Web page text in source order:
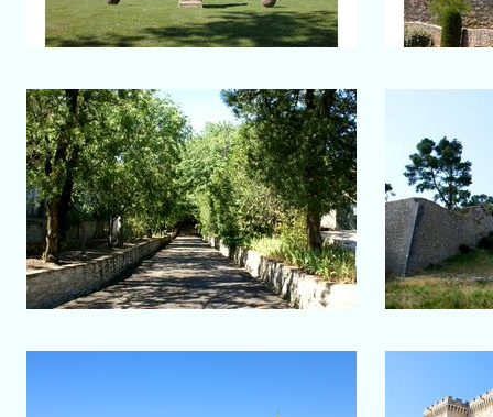
Salon-de-Provence
Abbaye Saint-Michel de
Frigolet
Allée principale
Au